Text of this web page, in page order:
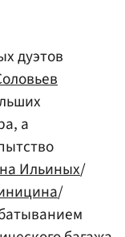
дуэтов
а
Ильиных/
/